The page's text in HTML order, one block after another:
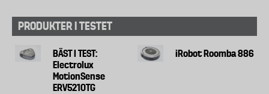
PRODUKTER I TESTET
BÄST I TEST:
Electrolux
MotionSense
ERV5210TG
iRobot Roomba 886